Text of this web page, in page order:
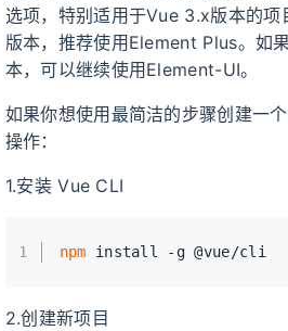
选项，特别适用于Vue 3.x版本的
版本，推荐使用Element Plus。如
本，可以继续使用Element-UI。
如果你想使用最简洁的步骤创建一
操作：
1.安装 Vue CLI
1 npm install -g @vue/cli
2.创建新项目